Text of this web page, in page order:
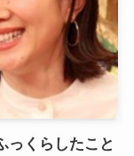
っくらしたこと